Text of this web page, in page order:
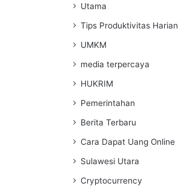
Utama
Tips Produktivitas Harian
UMKM
media terpercaya
HUKRIM
Pemerintahan
Berita Terbaru
Cara Dapat Uang Online
Sulawesi Utara
Cryptocurrency